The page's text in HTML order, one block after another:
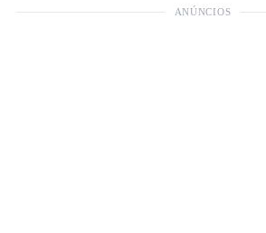
ANÚNCIOS